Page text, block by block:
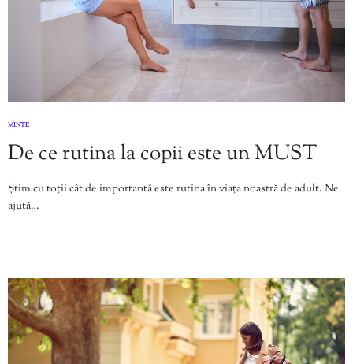
MINTE
De ce rutina la copii este un MUST
Știm cu toții cât de importantă este rutina în viața noastră de adult. Ne
ajută…